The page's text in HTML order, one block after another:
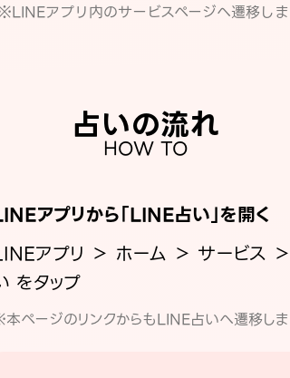
アプリ内のサービスページへ遷移し
占いの流れ
HOW TO
アプリから「LINE占い」を開く
アプリ ＞ ホーム ＞ サービス
をタップ
ページのリンクからもLINE占いへ遷移し